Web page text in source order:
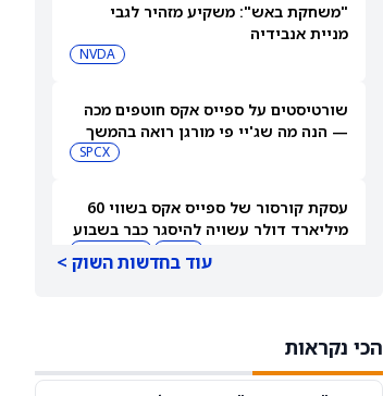
"משחקת באש": משקיע מזהיר לגבי
מניית אנבידיה
NVDA
שורטיסטים על ספייס אקס חוטפים מכה
— הנה מה שג'יי פי מורגן רואה בהמשך
SPCX
עסקת קורסור של ספייס אקס בשווי 60
מיליארד דולר עשויה להיסגר כבר בשבוע
לטסלה
עוד בחדשות השוק >
הכי נקראות